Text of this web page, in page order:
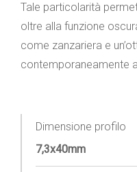
Tale particolarità
oltre alla funzione
come zanzariera e
contemporaneamente
Dimensione profilo
7,3x40mm